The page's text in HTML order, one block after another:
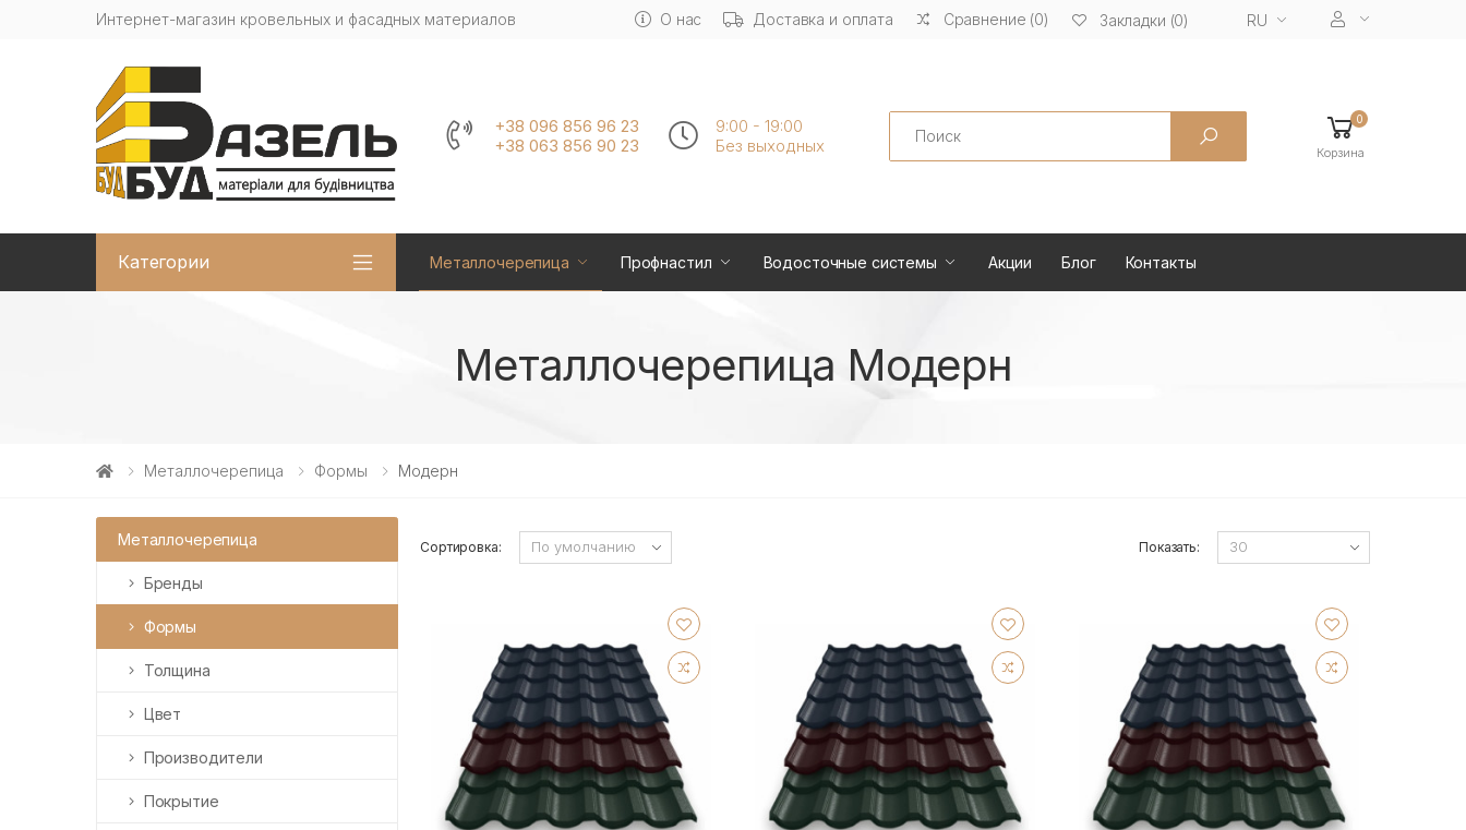
Интернет-магазин кровельных и фасадных материалов О нас Доставка и оплата Сравнение (0) Закладки (0) RU
+38 096 856 96 23
+38 063 856 90 23
9:00 - 19:00
Без выходных
Search 0
Корзина
Категории Металлочерепица Профнастил Водосточные системы Акции Блог Контакты
Металлочерепица Модерн
Металлочерепица Формы Модерн
Металлочерепица
Бренды
Формы
Толщина
Цвет
Производители
Покрытие
Сортировка: Показать: